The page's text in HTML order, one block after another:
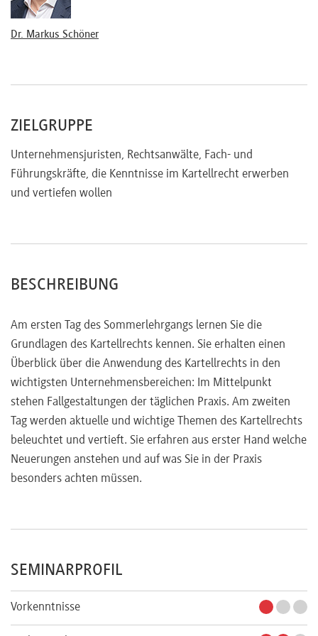
Aktuelles
Legislativprojekte EU/D
Dr. Markus Schöner
ZIELGRUPPE
Unternehmensjuristen, Rechtsanwälte, Fach- und
Führungskräfte, die Kenntnisse im Kartellrecht erwerben
und vertiefen wollen
BESCHREIBUNG
Am ersten Tag des Sommerlehrgangs lernen Sie die
Grundlagen des Kartellrechts kennen. Sie erhalten einen
Überblick über die Anwendung des Kartellrechts in den
wichtigsten Unternehmensbereichen: Im Mittelpunkt
stehen Fallgestaltungen der täglichen Praxis. Am zweiten
Tag werden aktuelle und wichtige Themen des Kartellrechts
beleuchtet und vertieft. Sie erfahren aus erster Hand welche
Neuerungen anstehen und auf was Sie in der Praxis
besonders achten müssen.
SEMINARPROFIL
Vorkenntnisse